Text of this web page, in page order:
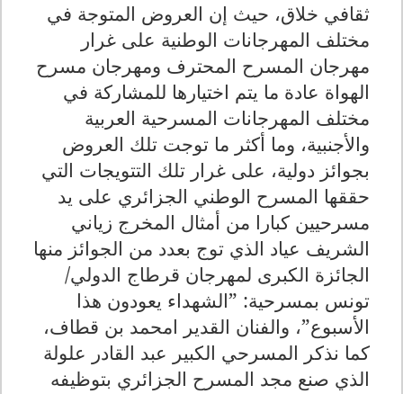
ثقافي خلاق، حيث إن العروض المتوجة في
مختلف المهرجانات الوطنية على غرار
مهرجان المسرح المحترف ومهرجان مسرح
الهواة عادة ما يتم اختيارها للمشاركة في
مختلف المهرجانات المسرحية العربية
والأجنبية، وما أكثر ما توجت تلك العروض
بجوائز دولية، على غرار تلك التتويجات التي
حققها المسرح الوطني الجزائري على يد
مسرحيين كبارا من أمثال المخرج زياني
الشريف عياد الذي توج بعدد من الجوائز منها
الجائزة الكبرى لمهرجان قرطاج الدولي/
تونس بمسرحية: ”الشهداء يعودون هذا
الأسبوع”، والفنان القدير امحمد بن قطاف،
كما نذكر المسرحي الكبير عبد القادر علولة
الذي صنع مجد المسرح الجزائري بتوظيفه